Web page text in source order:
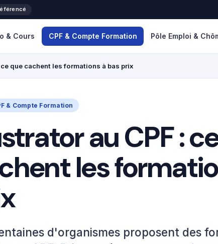
& Cours CPF & Compte Formation Pôle Emploi &
que cachent les formations à bas prix
& Compte Formation
au CPF :
les
d'organismes proposent des